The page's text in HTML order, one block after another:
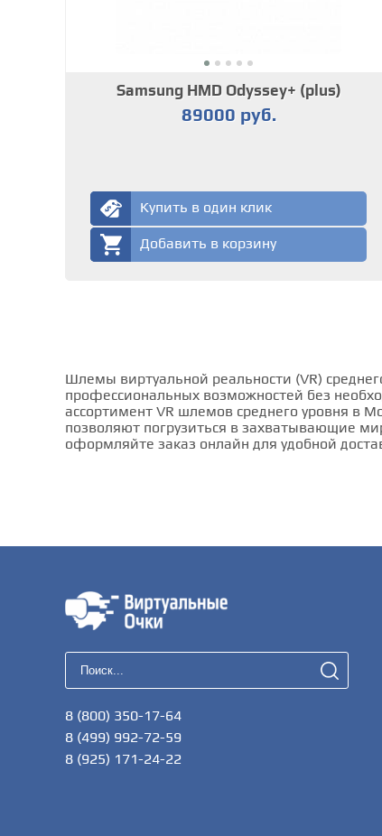
Samsung HMD Odyssey+ (plus)
89000 руб.
Купить в один клик
Добавить в корзину
Шлемы виртуальной реальности (VR)
профессиональных возможностей без
ассортимент VR шлемов среднего уровня в
позволяют погрузиться в захватывающие
оформляйте заказ онлайн для удобной
8 (800) 350-17-64
8 (499) 992-72-59
8 (925) 171-24-22